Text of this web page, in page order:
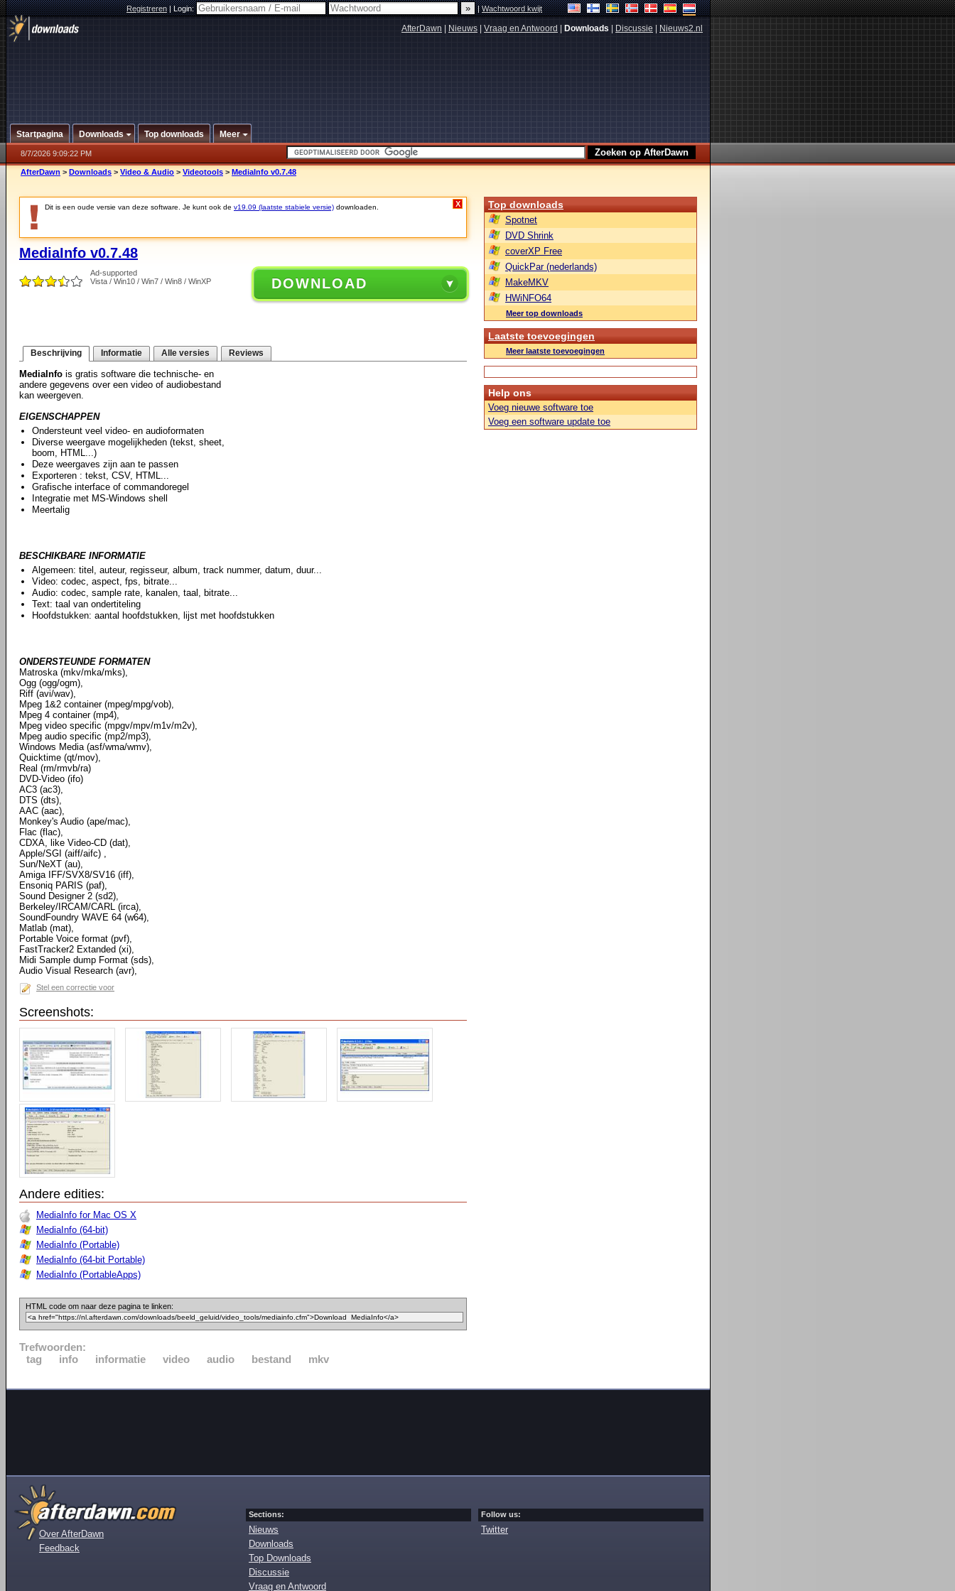
Registreren|Login: |Wachtwoord kwijt
AfterDawn Nieuws Vraag en Antwoord Downloads Discussie Nieuws2.nl
Startpagina Downloads Top downloads Meer
8/7/2026 9:09:22 PM
AfterDawn > Downloads > Video & Audio > Videotools > MediaInfo v0.7.48
Dit is een oude versie van deze software. Je kunt ook de v19.09 (laatste stabiele versie) downloaden. X
MediaInfo v0.7.48
Ad-supported
Vista / Win10 / Win7 / Win8 / WinXP
DOWNLOAD
Beschrijving Informatie Alle versies Reviews
MediaInfo is gratis software die technische- en
andere gegevens over een video of audiobestand
kan weergeven.
EIGENSCHAPPEN
Ondersteunt veel video- en audioformaten
Diverse weergave mogelijkheden (tekst, sheet,
boom, HTML...)
Deze weergaves zijn aan te passen
Exporteren : tekst, CSV, HTML...
Grafische interface of commandoregel
Integratie met MS-Windows shell
Meertalig
BESCHIKBARE INFORMATIE
Algemeen: titel, auteur, regisseur, album, track nummer, datum, duur...
Video: codec, aspect, fps, bitrate...
Audio: codec, sample rate, kanalen, taal, bitrate...
Text: taal van ondertiteling
Hoofdstukken: aantal hoofdstukken, lijst met hoofdstukken
ONDERSTEUNDE FORMATEN
Matroska (mkv/mka/mks),
Ogg (ogg/ogm),
Riff (avi/wav),
Mpeg 1&2 container (mpeg/mpg/vob),
Mpeg 4 container (mp4),
Mpeg video specific (mpgv/mpv/m1v/m2v),
Mpeg audio specific (mp2/mp3),
Windows Media (asf/wma/wmv),
Quicktime (qt/mov),
Real (rm/rmvb/ra)
DVD-Video (ifo)
AC3 (ac3),
DTS (dts),
AAC (aac),
Monkey's Audio (ape/mac),
Flac (flac),
CDXA, like Video-CD (dat),
Apple/SGI (aiff/aifc) ,
Sun/NeXT (au),
Amiga IFF/SVX8/SV16 (iff),
Ensoniq PARIS (paf),
Sound Designer 2 (sd2),
Berkeley/IRCAM/CARL (irca),
SoundFoundry WAVE 64 (w64),
Matlab (mat),
Portable Voice format (pvf),
FastTracker2 Extanded (xi),
Midi Sample dump Format (sds),
Audio Visual Research (avr),
Stel een correctie voor
Screenshots:
Andere edities:
MediaInfo for Mac OS X
MediaInfo (64-bit)
MediaInfo (Portable)
MediaInfo (64-bit Portable)
MediaInfo (PortableApps)
HTML code om naar deze pagina te linken:
Trefwoorden:
tag
info informatie video audio bestand mkv
Top downloads
Spotnet
DVD Shrink
coverXP Free
QuickPar (nederlands)
MakeMKV
HWiNFO64
Meer top downloads
Laatste toevoegingen
Meer laatste toevoegingen
Help ons
Voeg nieuwe software toe
Voeg een software update toe
Over AfterDawn
Feedback
Sections:
Nieuws
Downloads
Top Downloads
Discussie
Vraag en Antwoord
Follow us:
Twitter